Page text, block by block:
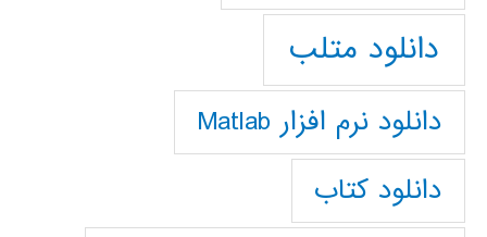
دانلود متلب
دانلود نرم افزار Matlab
دانلود کتاب